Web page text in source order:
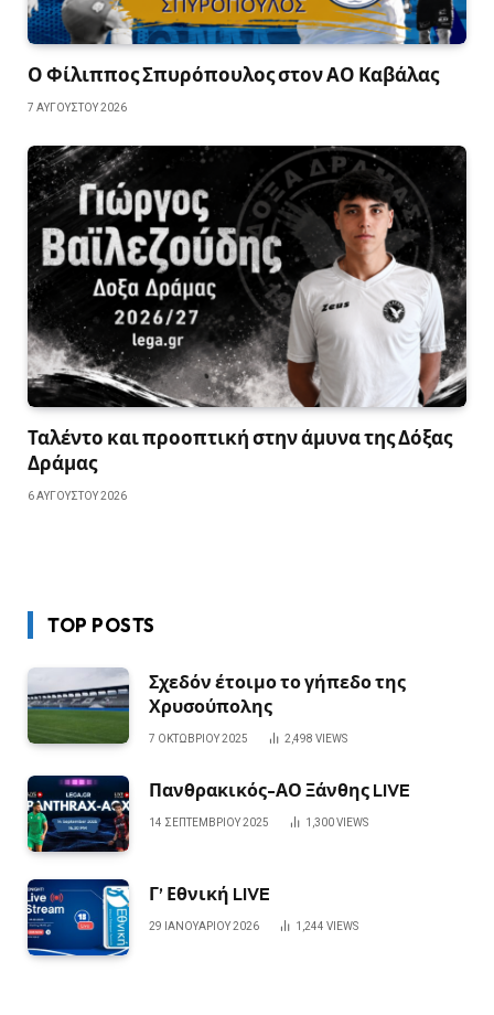
Ο Φίλιππος Σπυρόπουλος στον ΑΟ Καβάλας
7 ΑΥΓΟΎΣΤΟΥ 2026
Ταλέντο και προοπτική στην άμυνα της Δόξας
Δράμας
6 ΑΥΓΟΎΣΤΟΥ 2026
TOP POSTS
Σχεδόν έτοιμο το γήπεδο της
Χρυσούπολης
7 ΟΚΤΩΒΡΊΟΥ 2025 2,498 VIEWS
Πανθρακικός-ΑΟ Ξάνθης LIVE
14 ΣΕΠΤΕΜΒΡΊΟΥ 2025 1,300VIEWS
Γ’ Εθνική LIVE
29 ΙΑΝΟΥΑΡΊΟΥ 2026 1,244 VIEWS